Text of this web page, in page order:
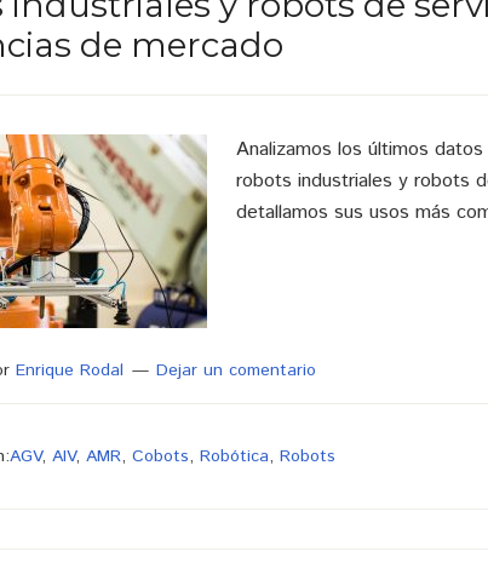
de mercado
Analizamos los últimos
robots industriales y robots
detallamos sus usos más
Enrique Rodal Dejar un comentario
AGV, AIV, AMR, Cobots, Robótica, Robots